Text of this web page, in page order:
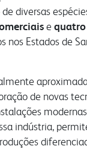
diversas
equatro
nos Estados de
de novas
indústria,